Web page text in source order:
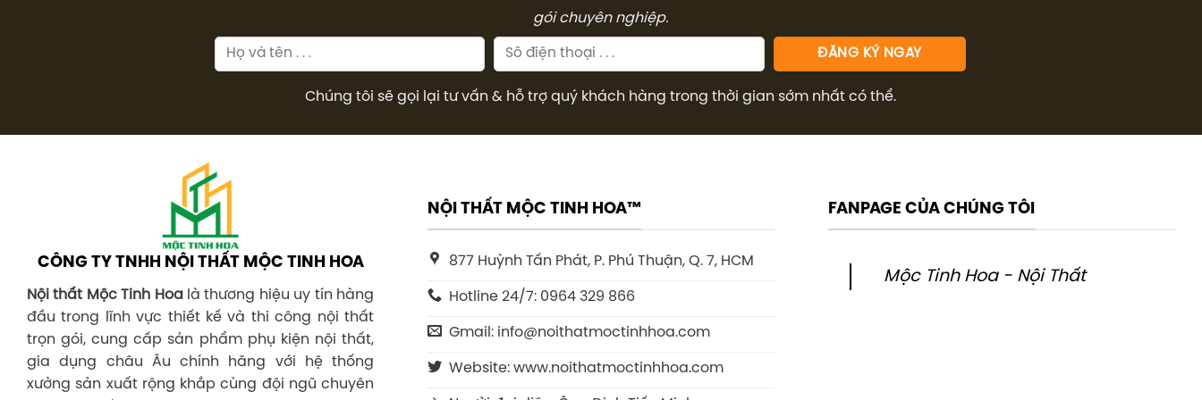
gói chuyên nghiệp.
Chúng tôi sẽ gọi lại tư vấn & hỗ trợ quý khách hàng trong thời gian sớm nhất có thể.
CÔNG TY TNHH NỘI THẤT MỘC TINH HOA
Nội thất Mộc Tinh Hoalà thương hiệu uy tín hàng
đầu trong lĩnh vực thiết kế và thi công nội thất
trọn gói, cung cấp sản phẩm phụ kiện nội thất,
gia dụng châu Âu chính hãng với hệ thống
xưởng sản xuất rộng khắp cùng đội ngũ chuyên
NỘI THẤT MỘC TINH HOA™
877 Huỳnh Tấn Phát, P. Phú Thuận, Q. 7, HCM
Hotline 24/7: 0964 329 866
Gmail: info@noithatmoctinhhoa.com
Website: www.noithatmoctinhhoa.com
FANPAGE CỦA CHÚNG TÔI
Mộc Tinh Hoa - Nội Thất